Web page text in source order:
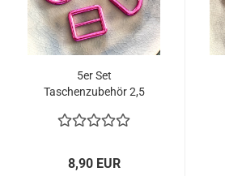
5er Set
Taschenzubehör 2,5
8,90 EUR